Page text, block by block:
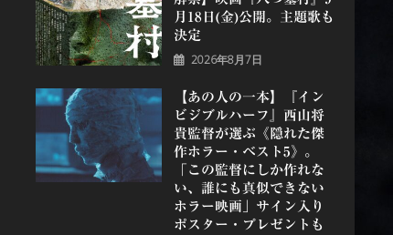
月18日(金)公開。主題歌も
決定
2026年8月7日
【あの人の一本】『イン
ビジブルハーフ』⻄⼭将
貴監督が選ぶ《隠れた傑
作ホラー・ベスト5》。
「この監督にしか作れな
い、誰にも真似できない
ホラー映画」サイン入り
ポスター・プレゼントも